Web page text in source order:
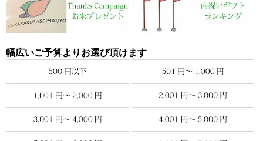
幅広いご予算よりお選び頂けます